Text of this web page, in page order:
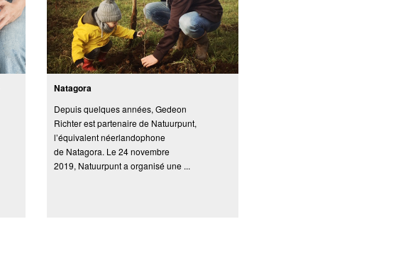
Natagora
Depuis quelques années, Gedeon
Richter est partenaire de Natuurpunt,
l’équivalent néerlandophone
de Natagora. Le 24 novembre
2019, Natuurpunt a organisé une ...